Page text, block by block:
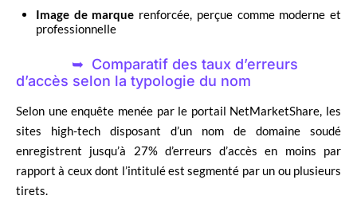
Image de marque renforcée, perçue comme moderne et
professionnelle
Comparatif des taux d’erreurs
d’accès selon la typologie du nom
Selon une enquête menée par le portail NetMarketShare, les
sites high-tech disposant d’un nom de domaine soudé
enregistrent jusqu’à 27% d’erreurs d’accès en moins par
rapport à ceux dont l’intitulé est segmenté par un ou plusieurs
tirets.